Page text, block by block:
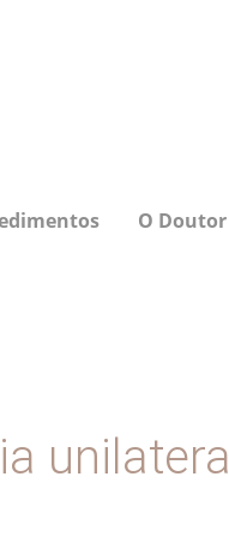
O Doutor
unilateral